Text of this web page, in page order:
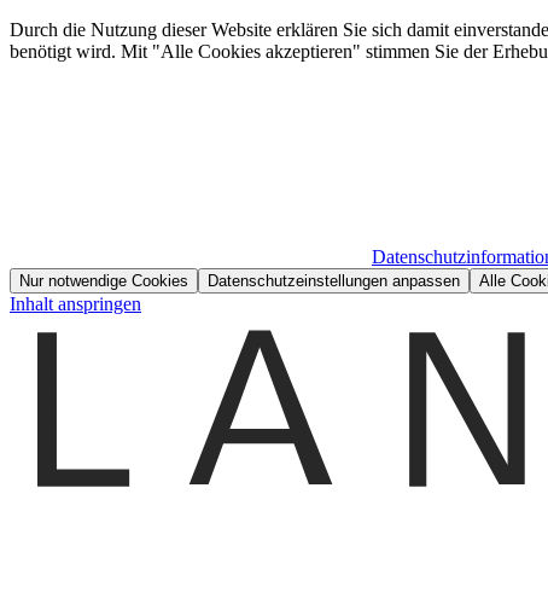
Durch die Nutzung dieser Website erklären Sie sich damit
benötigt wird. Mit "Alle Cookies akzeptieren" stimmen Sie der
Nur notwendige Cookies Datenschutzeinstellungen anpassen Alle
Inhalt anspringen